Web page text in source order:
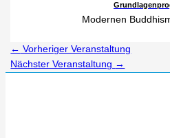
Modernen
← Vorheriger Veranstaltung
Nächster Veranstaltung →